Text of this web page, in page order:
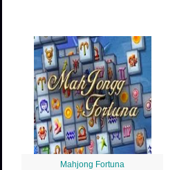
Mahjong Fortuna